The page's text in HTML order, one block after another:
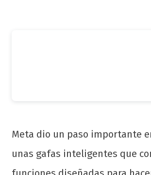
Meta dio un paso importante
unas gafas inteligentes que